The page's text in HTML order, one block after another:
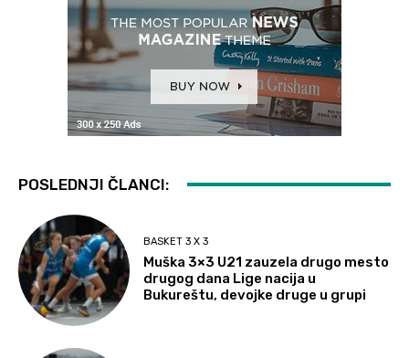
POSLEDNJI ČLANCI:
BASKET 3 X 3
Muška 3×3 U21 zauzela drugo mesto
drugog dana Lige nacija u
Bukureštu, devojke druge u grupi